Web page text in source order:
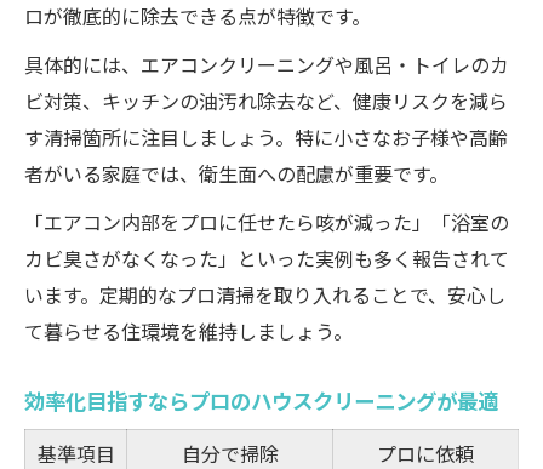
ロが徹底的に除去できる点が特徴です。
具体的には、エアコンクリーニングや風呂・トイレのカ
ビ対策、キッチンの油汚れ除去など、健康リスクを減ら
す清掃箇所に注目しましょう。特に小さなお子様や高齢
者がいる家庭では、衛生面への配慮が重要です。
「エアコン内部をプロに任せたら咳が減った」「浴室の
カビ臭さがなくなった」といった実例も多く報告されて
います。定期的なプロ清掃を取り入れることで、安心し
て暮らせる住環境を維持しましょう。
効率化目指すならプロのハウスクリーニングが最適
基準項目 自分で掃除 プロに依頼